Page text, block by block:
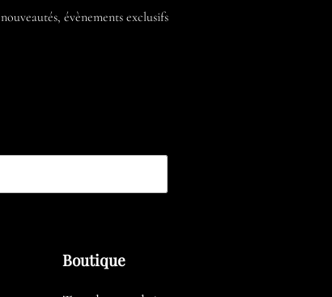
nouveautés, évènements exclusifs
Boutique